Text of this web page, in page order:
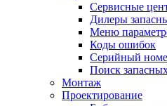
Сервисные
Дилеры
Меню
Коды ошибок
Серийный
Поиск
Монтаж
Проектирование